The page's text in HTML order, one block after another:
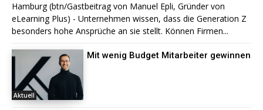
Hamburg (btn/Gastbeitrag von Manuel Epli, Gründer von
eLearning Plus) - Unternehmen wissen, dass die Generation Z
besonders hohe Ansprüche an sie stellt. Können Firmen...
Aktuell
Mit wenig Budget Mitarbeiter gewinnen